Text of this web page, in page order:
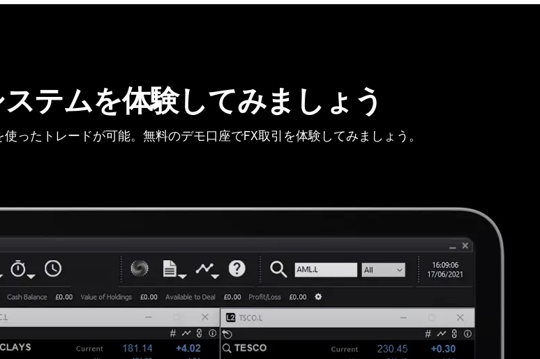
テムを体験してみましょう
ったトレードが可能。無料のデモ口座でFX取引を体験してみましょう。